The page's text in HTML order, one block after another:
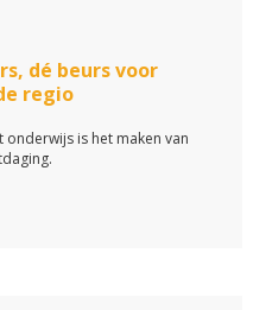
dé beurs voor
regio
is het maken van